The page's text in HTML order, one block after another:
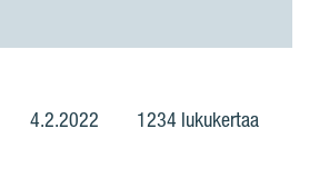
4.2.2022 1234 lukukertaa